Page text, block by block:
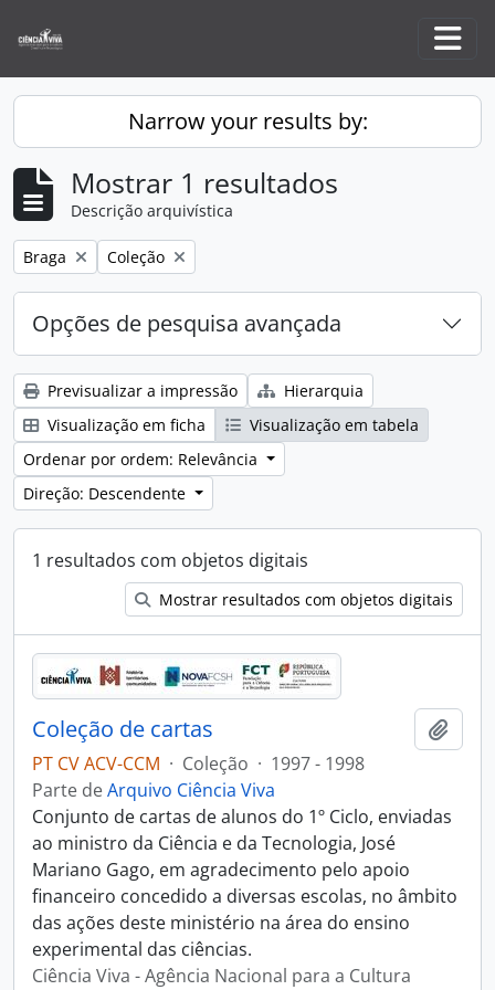
Narrow your results by:
Mostrar 1 resultados
Descrição arquivística
Remove filter:
Braga Remove filter:
Coleção
Opções de pesquisa avançada
Previsualizar a impressão
Hierarquia
Visualização em ficha
Visualização em tabela
Ordenar por ordem: Relevância
Direção: Descendente
1 resultados com objetos digitais
Mostrar resultados com objetos digitais
Coleção de cartas
PT CV ACV-CCM · Coleção · 1997 - 1998
Parte deArquivo Ciência Viva
Conjunto de cartas de alunos do 1º Ciclo, enviadas
ao ministro da Ciência e da Tecnologia, José
Mariano Gago, em agradecimento pelo apoio
financeiro concedido a diversas escolas, no âmbito
das ações deste ministério na área do ensino
experimental das ciências.
Ciência Viva - Agência Nacional para a Cultura